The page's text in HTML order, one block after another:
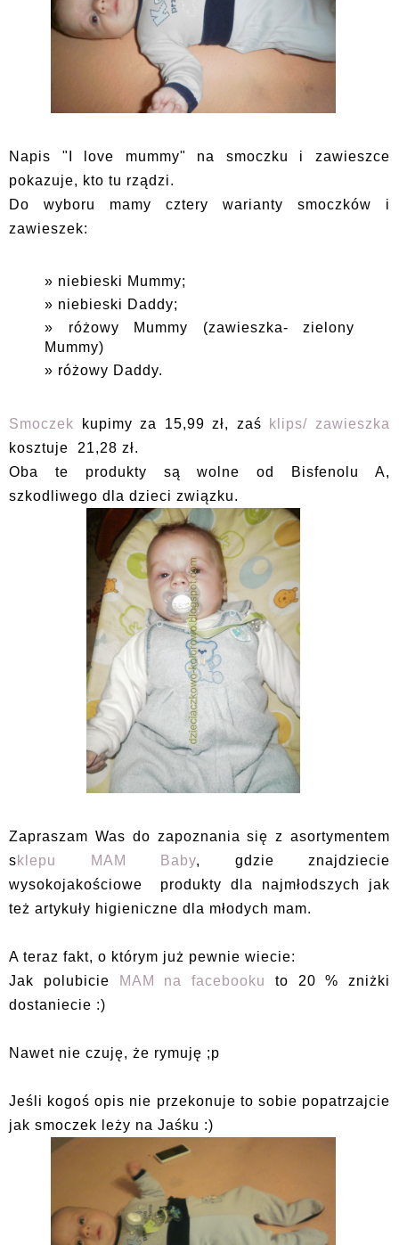
Napis "I love mummy" na smoczku i zawieszce
pokazuje, kto tu rządzi.
Do wyboru mamy cztery warianty smoczków i
zawieszek:
niebieski Mummy;
niebieski Daddy;
różowy Mummy (zawieszka- zielony
Mummy)
różowy Daddy.
Smoczek kupimy za 15,99 zł, zaś klips/ zawieszka
kosztuje 21,28 zł.
Oba te produkty są wolne od Bisfenolu A,
szkodliwego dla dzieci związku.
Zapraszam Was do zapoznania się z asortymentem
sklepu MAM Baby, gdzie znajdziecie
wysokojakościowe produkty dla najmłodszych jak
też artykuły higieniczne dla młodych mam.
A teraz fakt, o którym już pewnie wiecie:
Jak polubicie
MAM na facebooku
to 20 % zniżki
dostaniecie :)
Nawet nie czuję, że rymuję ;p
Jeśli kogoś opis nie przekonuje to sobie popatrzajcie
jak smoczek leży na Jaśku :)